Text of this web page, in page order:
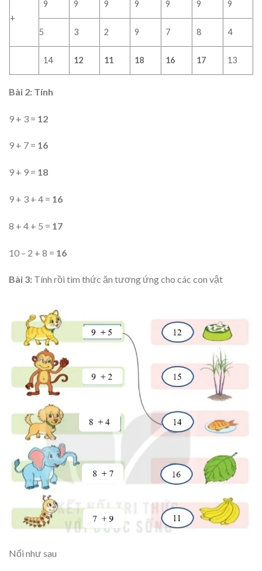
+
9 9 9 9 9 9 9
5 3 2 9 7 8 4
14 12 11 18 16 17 13
Bài 2: Tính
9 + 3 = 12
9 + 7 = 16
9 + 9 = 18
9 + 3 + 4 = 16
8 + 4 + 5 = 17
10 – 2 + 8 = 16
Bài 3: Tính rồi tìm thức ăn tương ứng cho các con vật
Nối như sau